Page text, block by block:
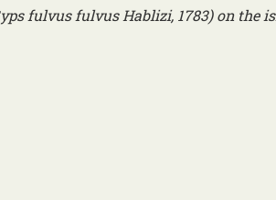
fulvus fulvus Hablizi, 1783) on the